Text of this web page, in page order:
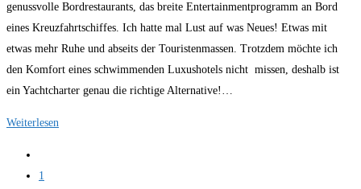
genussvolle Bordrestaurants, das breite Entertainmentprogramm an Bord
eines Kreuzfahrtschiffes. Ich hatte mal Lust auf was Neues! Etwas mit
etwas mehr Ruhe und abseits der Touristenmassen. Trotzdem möchte ich
den Komfort eines schwimmenden Luxushotels nicht missen, deshalb ist
ein Yachtcharter genau die richtige Alternative!…
Weiterlesen
vorherigen
1